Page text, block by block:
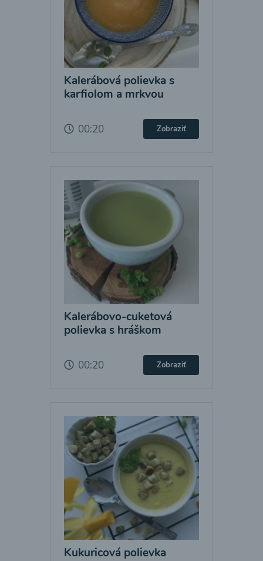
Kalerábová polievka s
karfiolom a mrkvou
00:20 Zobraziť
Kalerábovo-cuketová
polievka s hráškom
00:20 Zobraziť
Kukuricová polievka